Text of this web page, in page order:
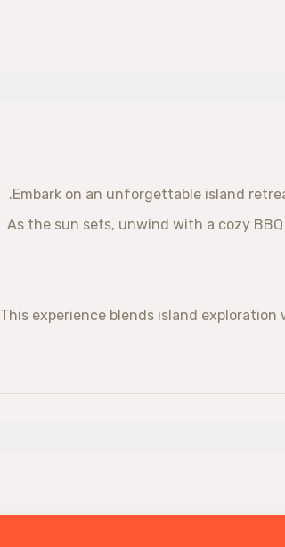
Embark on an unforgettable island
As the sun sets, unwind with a cozy
This experience blends island